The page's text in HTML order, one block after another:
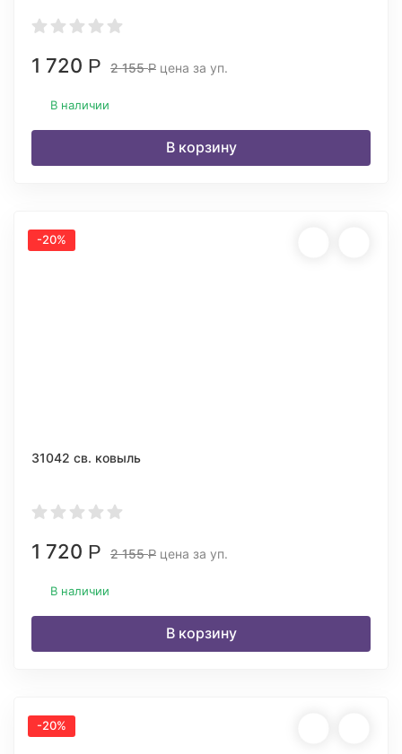
1 720 Р 2 155Р цена за уп.
В наличии
В корзину
-20%
31042 св. ковыль
1 720 Р 2 155Р цена за уп.
В наличии
В корзину
-20%